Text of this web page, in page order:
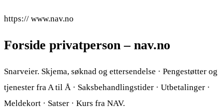
https:// www.nav.no
Forside privatperson – nav.no
Snarveier. Skjema, søknad og ettersendelse · Pengestøtter og
tjenester fra A til Å · Saksbehandlingstider · Utbetalinger ·
Meldekort · Satser · Kurs fra NAV.